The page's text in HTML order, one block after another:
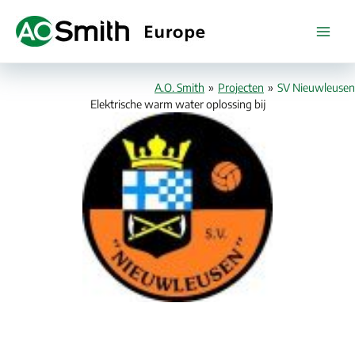
naar
A.O. Smith » Projecten » SV Nieuwleusen
Elektrische warm water oplossing bij